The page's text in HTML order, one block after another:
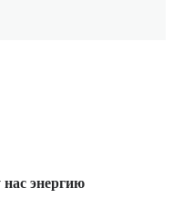
энергию